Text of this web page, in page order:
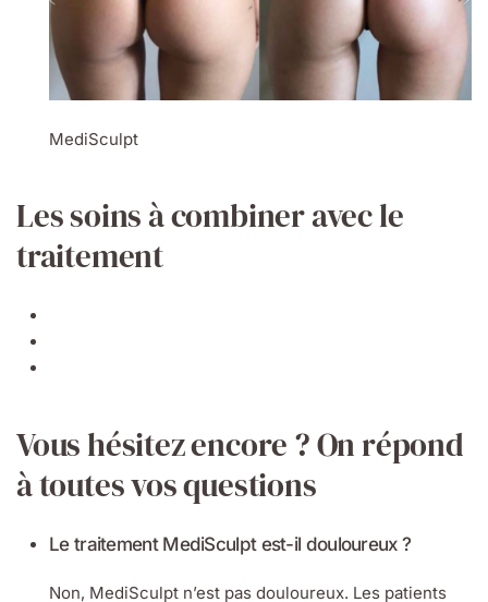
MediSculpt
Les soins à combiner avec le
traitement
Vous hésitez encore ? On répond
à toutes vos questions
Le traitement MediSculpt est-il douloureux ?
Non, MediSculpt n’est pas douloureux. Les patients